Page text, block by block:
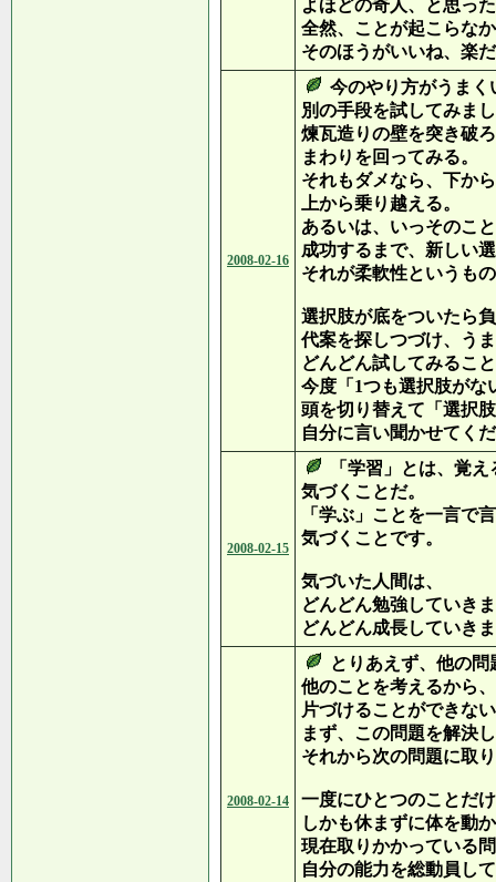
よほどの奇人、と思っ
全然、ことが起こらな
そのほうがいいね、楽
2008-02-16
今のやり方がうまく
別の手段を試してみま
煉瓦造りの壁を突き破
まわりを回ってみる。
それもダメなら、下か
上から乗り越える。
あるいは、いっそのこ
成功するまで、新しい
それが柔軟性というも
選択肢が底をついたら
代案を探しつづけ、う
どんどん試してみるこ
今度「1つも選択肢がな
頭を切り替えて「選択
自分に言い聞かせてく
2008-02-15
「学習」とは、覚
気づくことだ。
「学ぶ」ことを一言で
気づくことです。
気づいた人間は、
どんどん勉強していき
どんどん成長していき
2008-02-14
とりあえず、他の
他のことを考えるから
片づけることができな
まず、この問題を解決
それから次の問題に取
一度にひとつのことだ
しかも休まずに体を動
現在取りかかっている
自分の能力を総動員し